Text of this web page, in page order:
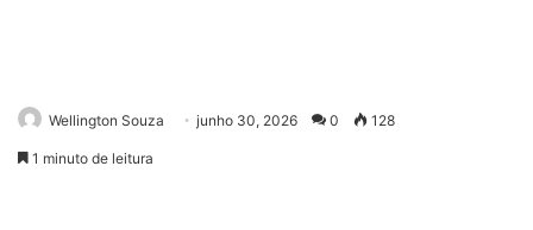
Wellington Souza junho 30, 2026 0 128
1 minuto de leitura